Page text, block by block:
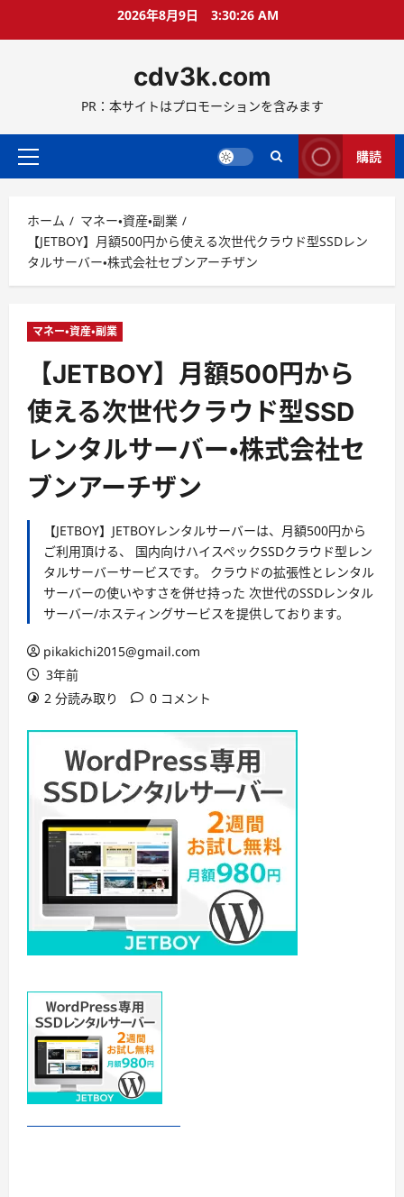
ス
ッ
2026年8月9日 3:30:27 AM
cdv3k.com
PR：本サイトはプロモーションを含みます
メ
メ
ニ
ュ
ー
購読
ホーム
マネー・資産・副業
【JETBOY】月額500円から使える次世代クラウド型SSDレン
タルサーバー・株式会社セブンアーチザン
マネー・資産・副業
【JETBOY】月額500円から
使える次世代クラウド型SSD
レンタルサーバー・株式会社セ
ブンアーチザン
【JETBOY】JETBOYレンタルサーバーは、月額500円から
ご利用頂ける、 国内向けハイスペックSSDクラウド型レン
タルサーバーサービスです。 クラウドの拡張性とレンタル
サーバーの使いやすさを併せ持った 次世代のSSDレンタル
サーバー/ホスティングサービスを提供しております。
pikakichi2015@gmail.com
3年前
2 分読み取り
0 コメント